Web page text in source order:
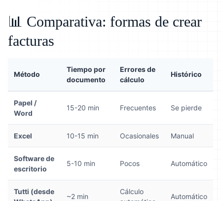
📊 Comparativa: formas de crear
facturas
Método
Tiempo por
documento
Errores de
cálculo
Histórico
Papel /
Word
15-20 min Frecuentes Se pierde
Excel 10-15 min Ocasionales Manual
Software de
escritorio
5-10 min Pocos Automático
Tutti (desde
~2 min
Cálculo
Automático